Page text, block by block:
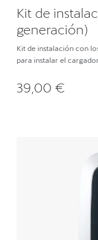
Kit de
generación)
Kit de instalación con
para instalar el
39,00 €